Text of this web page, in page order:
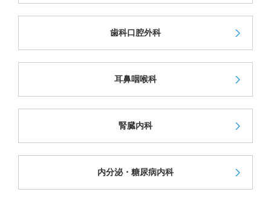
歯科口腔外科
耳鼻咽喉科
腎臓内科
内分泌・糖尿病内科